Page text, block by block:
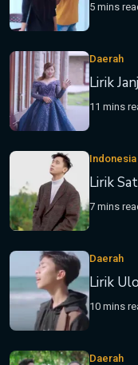
5 mins
Daerah
Lirik
11 mins
Indonesia
Lirik
7 mins
Daerah
Lirik
10 mins
Daerah